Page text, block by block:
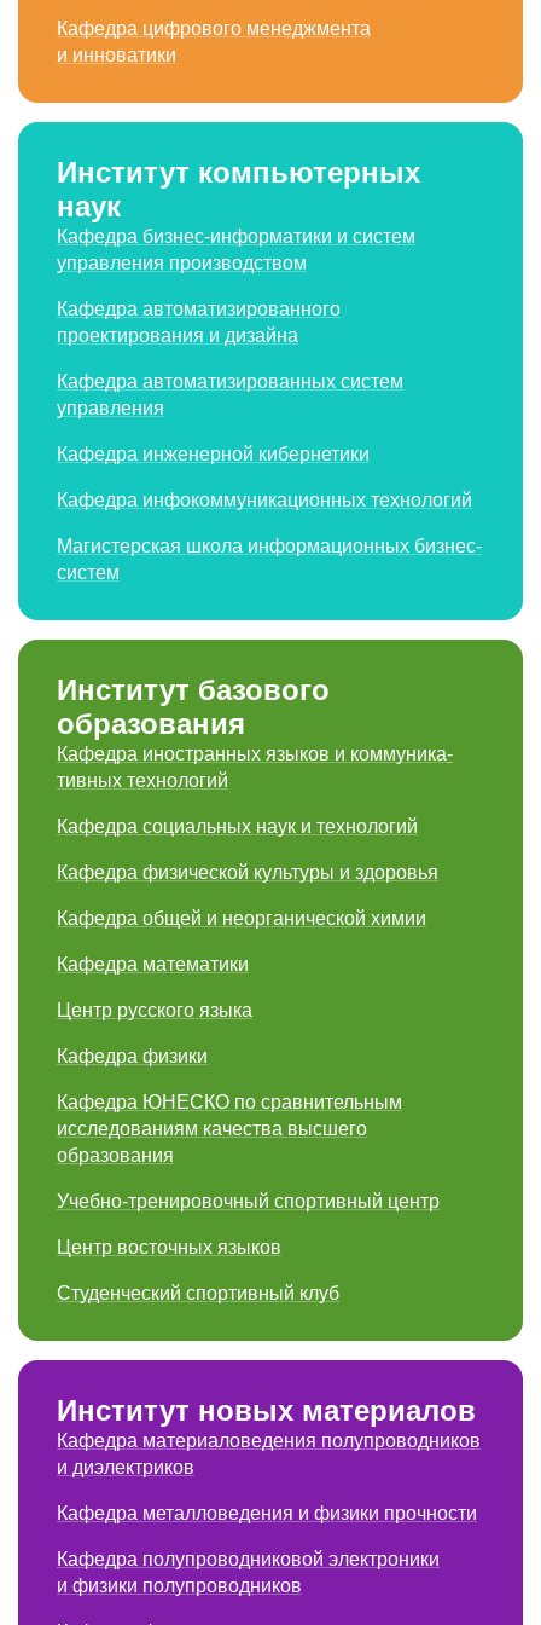
Кафедра цифрового менеджмента
и инноватики
Институт компьютерных
наук
Кафедра бизнес-информатики и систем
управления производством
Кафедра автоматизиро­ванного
проектирования и дизайна
Кафедра автоматизиро­ванных систем
управления
Кафедра инженерной кибернетики
Кафедра инфокоммуникационных технологий
Магистерская школа информационных бизнес-
систем
Институт базового
образования
Кафедра иностранных языков и коммуника­
тивных технологий
Кафедра социальных наук и технологий
Кафедра физической культуры и здоровья
Кафедра общей и неорганической химии
Кафедра математики
Центр русского языка
Кафедра физики
Кафедра ЮНЕСКО по сравни­тельным
исследованиям качества высшего
образования
Учебно-тренировочный спортивный центр
Центр восточных языков
Студенческий спортивный клуб
Институт новых материалов
Кафедра материало­ведения полупровод­ников
и диэлектриков
Кафедра металловедения и физики прочности
Кафедра полупровод­никовой электроники
и физики полупровод­ников